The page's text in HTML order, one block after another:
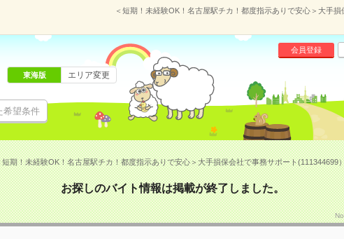
＜短期！未経験OK！名古屋駅チカ！都度指示ありで安心＞大手
希望条件
会員登録
東海版 エリア変更
短期！未経験OK！名古屋駅チカ！都度指示ありで安心＞大手損保会社で事務サポート(111344699
お探しのバイト情報は掲載が終了しました。